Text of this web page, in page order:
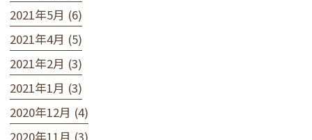
2021年5月 (6)
2021年4月 (5)
2021年2月 (3)
2021年1月 (3)
2020年12月 (4)
2020年11月 (3)